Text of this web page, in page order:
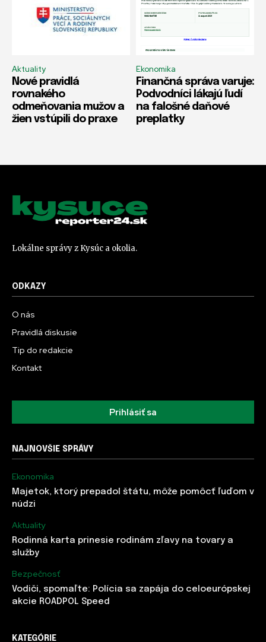
Aktuality
Nové pravidlá
rovnakého
odmeňovania mužov a
žien vstúpili do praxe
Ekonomika
Finančná správa varuje:
Podvodníci lákajú ľudí
na falošné daňové
preplatky
Lokálne správy z Kysúc a okolia.
ODKAZY
O nás
Pravidlá diskusie
Tip do redakcie
Kontakt
Prihlásiť sa
NAJNOVŠIE SPRÁVY
Ekonomika
Majetok, ktorý prepadol štátu, môže pomôcť ľuďom v
núdzi
Aktuality
Rodinná karta prinesie rodinám zľavy na tovary a
služby
Bezpečnosť
Vodiči, spomaľte: Polícia sa zapája do celoeurópskej
akcie ROADPOL Speed
KATEGÓRIE